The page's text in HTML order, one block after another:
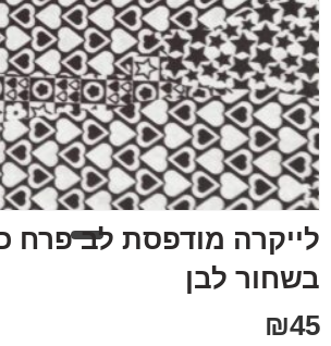
לייקרה מודפסת לב פרח
בשחור לבן
₪45